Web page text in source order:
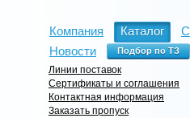
Компания Каталог
Новости
Линии поставок
Сертификаты и соглашения
Контактная информация
Заказать пропуск